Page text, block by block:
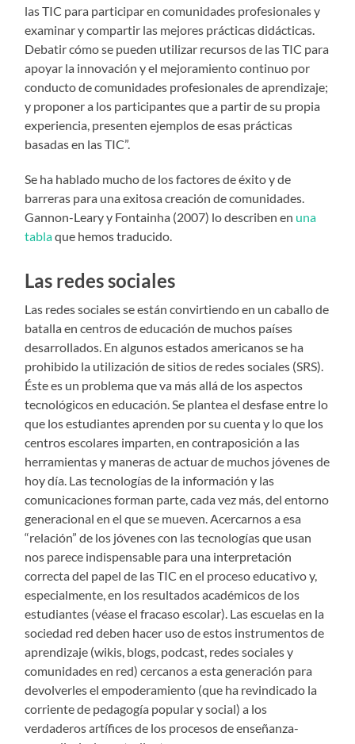
las TIC para participar en comunidades profesionales y
examinar y compartir las mejores prácticas didácticas.
Debatir cómo se pueden utilizar recursos de las TIC para
apoyar la innovación y el mejoramiento continuo por
conducto de comunidades profesionales de aprendizaje;
y proponer a los participantes que a partir de su propia
experiencia, presenten ejemplos de esas prácticas
basadas en las TIC”.
Se ha hablado mucho de los factores de éxito y de
barreras para una exitosa creación de comunidades.
Gannon-Leary y Fontainha (2007) lo describen en una
tablaque hemos traducido.
Las redes sociales
Las redes sociales se están convirtiendo en un caballo de
batalla en centros de educación de muchos países
desarrollados. En algunos estados americanos se ha
prohibido la utilización de sitios de redes sociales (SRS).
Éste es un problema que va más allá de los aspectos
tecnológicos en educación. Se plantea el desfase entre lo
que los estudiantes aprenden por su cuenta y lo que los
centros escolares imparten, en contraposición a las
herramientas y maneras de actuar de muchos jóvenes de
hoy día. Las tecnologías de la información y las
comunicaciones forman parte, cada vez más, del entorno
generacional en el que se mueven. Acercarnos a esa
“relación” de los jóvenes con las tecnologías que usan
nos parece indispensable para una interpretación
correcta del papel de las TIC en el proceso educativo y,
especialmente, en los resultados académicos de los
estudiantes (véase el fracaso escolar). Las escuelas en la
sociedad red deben hacer uso de estos instrumentos de
aprendizaje (wikis, blogs, podcast, redes sociales y
comunidades en red) cercanos a esta generación para
devolverles el empoderamiento (que ha revindicado la
corriente de pedagogía popular y social) a los
verdaderos artífices de los procesos de enseñanza-